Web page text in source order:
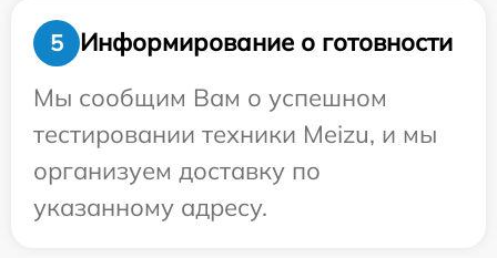
5
Информирование о готовности
Мы сообщим Вам о успешном
тестировании техники Meizu, и мы
организуем доставку по
указанному адресу.